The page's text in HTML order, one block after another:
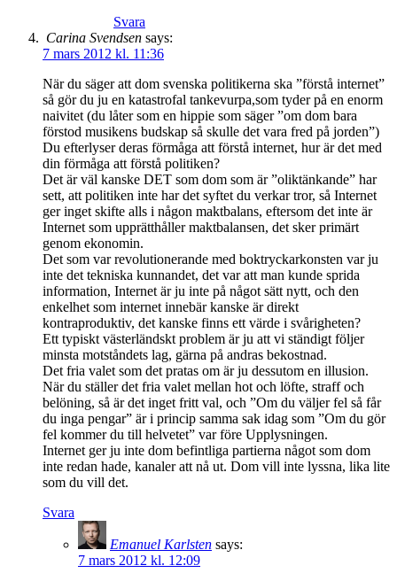
Svara
Carina Svendsen says:
7 mars 2012 kl. 11:36
När du säger att dom svenska politikerna ska ”förstå internet”
så gör du ju en katastrofal tankevurpa,som tyder på en enorm
naivitet (du låter som en hippie som säger ”om dom bara
förstod musikens budskap så skulle det vara fred på jorden”)
Du efterlyser deras förmåga att förstå internet, hur är det med
din förmåga att förstå politiken?
Det är väl kanske DET som dom som är ”oliktänkande” har
sett, att politiken inte har det syftet du verkar tror, så Internet
ger inget skifte alls i någon maktbalans, eftersom det inte är
Internet som upprätthåller maktbalansen, det sker primärt
genom ekonomin.
Det som var revolutionerande med boktryckarkonsten var ju
inte det tekniska kunnandet, det var att man kunde sprida
information, Internet är ju inte på något sätt nytt, och den
enkelhet som internet innebär kanske är direkt
kontraproduktiv, det kanske finns ett värde i svårigheten?
Ett typiskt västerländskt problem är ju att vi ständigt följer
minsta motståndets lag, gärna på andras bekostnad.
Det fria valet som det pratas om är ju dessutom en illusion.
När du ställer det fria valet mellan hot och löfte, straff och
belöning, så är det inget fritt val, och ”Om du väljer fel så får
du inga pengar” är i princip samma sak idag som ”Om du gör
fel kommer du till helvetet” var före Upplysningen.
Internet ger ju inte dom befintliga partierna något som dom
inte redan hade, kanaler att nå ut. Dom vill inte lyssna, lika lite
som du vill det.
Svara
Emanuel Karlsten says:
7 mars 2012 kl. 12:09